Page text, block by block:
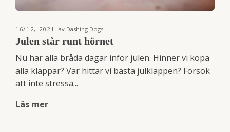
16/12, 2021 av Dashing Dogs
Julen står runt hörnet
Nu har alla bråda dagar inför julen. Hinner vi köpa
alla klappar? Var hittar vi bästa julklappen? Försök
att inte stressa...
Läs mer